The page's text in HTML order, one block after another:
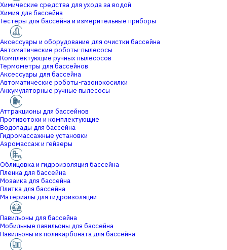
Химические средства для ухода за водой
Химия для бассейна
Тестеры для бассейна и измерительные приборы
Аксессуары и оборудование для очистки бассейна
Автоматические роботы-пылесосы
Комплектующие ручных пылесосов
Термометры для бассейнов
Аксессуары для бассейна
Автоматические роботы-газонокосилки
Аккумуляторные ручные пылесосы
Аттракционы для бассейнов
Противотоки и комплектующие
Водопады для бассейна
Гидромассажные установки
Аэромассаж и гейзеры
Облицовка и гидроизоляция бассейна
Пленка для бассейна
Мозаика для бассейна
Плитка для бассейна
Материалы для гидроизоляции
Павильоны для бассейна
Мобильные павильоны для бассейна
Павильоны из поликарбоната для бассейна